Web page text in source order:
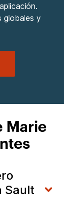
globales y
Marie
Sault